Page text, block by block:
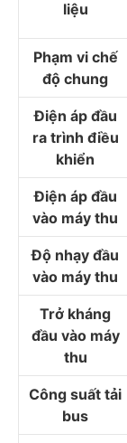
liệu
Phạm vi chế
độ chung
Điện áp đầu
ra trình điều
khiển
Điện áp đầu
vào máy thu
Độ nhạy đầu
vào máy thu
Trở kháng
đầu vào máy
thu
Công suất tải
bus